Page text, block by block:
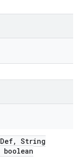
Def, String
boolean